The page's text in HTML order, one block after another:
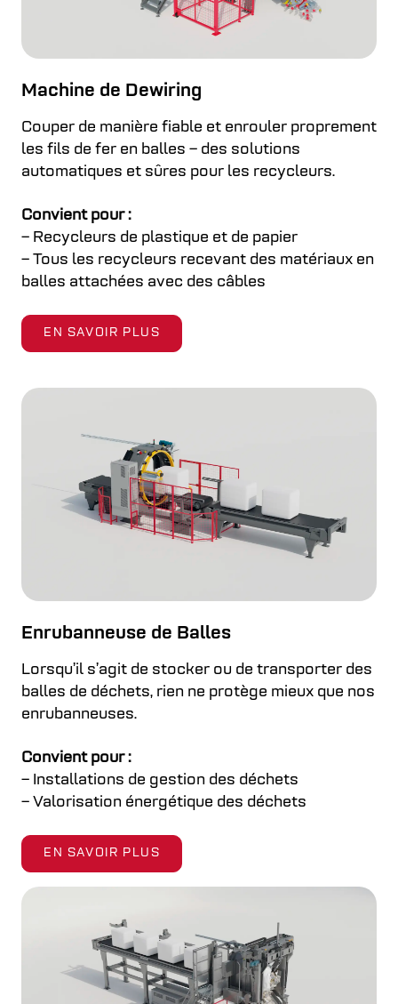
Machine de Dewiring
Couper de manière fiable et enrouler proprement
les fils de fer en balles – des solutions
automatiques et sûres pour les recycleurs.
Convient pour :
– Recycleurs de plastique et de papier
– Tous les recycleurs recevant des matériaux en
balles attachées avec des câbles
EN SAVOIR PLUS
Enrubanneuse de Balles
Lorsqu’il s’agit de stocker ou de transporter des
balles de déchets, rien ne protège mieux que nos
enrubanneuses.
Convient pour :
– Installations de gestion des déchets
– Valorisation énergétique des déchets
EN SAVOIR PLUS